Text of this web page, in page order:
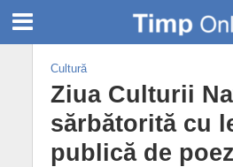
Cultură
Ziua Culturii
sărbătorită cu
publică de